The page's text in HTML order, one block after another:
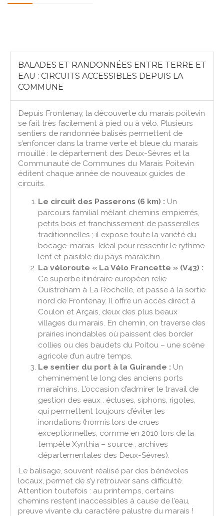
BALADES ET RANDONNÉES ENTRE TERRE ET
EAU : CIRCUITS ACCESSIBLES DEPUIS LA
COMMUNE
Depuis Frontenay, la découverte du marais poitevin
se fait très facilement à pied ou à vélo. Plusieurs
sentiers de randonnée balisés permettent de
s’enfoncer dans la trame verte et bleue du marais
mouillé : le département des Deux-Sèvres et la
Communauté de Communes du Marais Poitevin
éditent chaque année de nouveaux guides de
circuits.
Le circuit des Passerons (6 km) : Un
parcours familial mêlant chemins empierrés,
petits bois et franchissement de passerelles
traditionnelles ; il expose toute la variété du
bocage-marais. Idéal pour ressentir le rythme
lent et paisible du pays maraîchin.
La véloroute « La Vélo Francette » (V43) :
Ce superbe itinéraire européen relie
Ouistreham à La Rochelle, et passe à la sortie
nord de Frontenay. Il offre un accès direct à
Coulon et Arçais, deux des plus beaux
villages du marais. En chemin, on traverse des
prairies inondables où paissent des border
collies ou des baudets du Poitou – une scène
agricole d’un autre temps.
Le sentier du port à la Guirande : Un
cheminement le long des anciens ports
maraîchins. L’occasion d’admirer le travail de
gestion des eaux : écluses, siphons, rigoles,
qui permettent toujours d’éviter les
inondations (hormis lors de crues
exceptionnelles, comme en 2010 lors de la
tempête Xynthia – source : archives
départementales des Deux-Sèvres).
Le balisage, souvent réalisé par des bénévoles
locaux, permet de s’y retrouver sans difficulté.
Attention toutefois : au printemps, certains
chemins restent inaccessibles à cause de l’eau,
preuve vivante du caractère palustre du marais !